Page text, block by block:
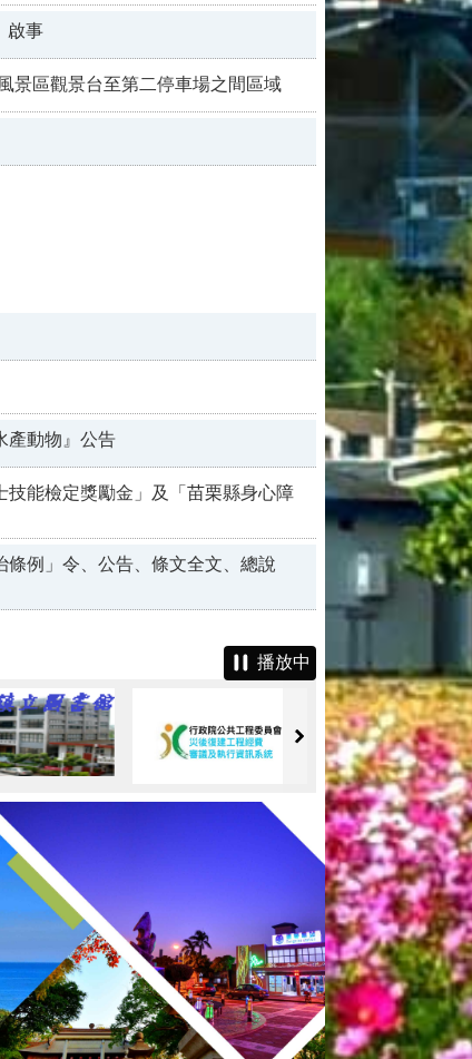
啟事
景區觀景台至第二停車場之間區域
產動物』公告
能檢定獎勵金」及「苗栗縣身心障
例」令、公告、條文全文、總說
播放中